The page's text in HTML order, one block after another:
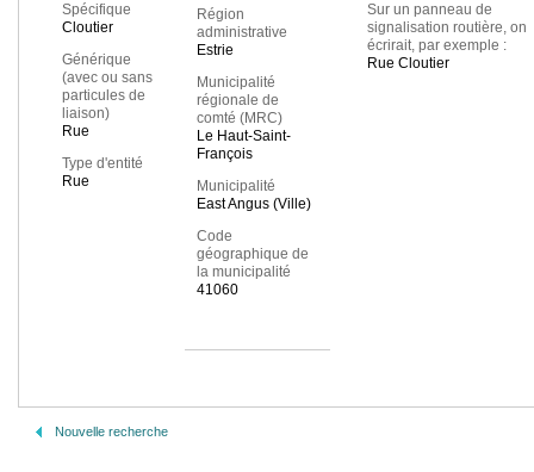
Spécifique
Cloutier
Générique
(avec ou sans
particules de
liaison)
Rue
Type d'entité
Rue
Région
administrative
Estrie
Municipalité
régionale de
comté (MRC)
Le Haut-Saint-
François
Municipalité
East Angus (Ville)
Code
géographique de
la municipalité
41060
Sur un panneau de
signalisation routière, on
écrirait, par exemple :
Rue Cloutier
Nouvelle recherche